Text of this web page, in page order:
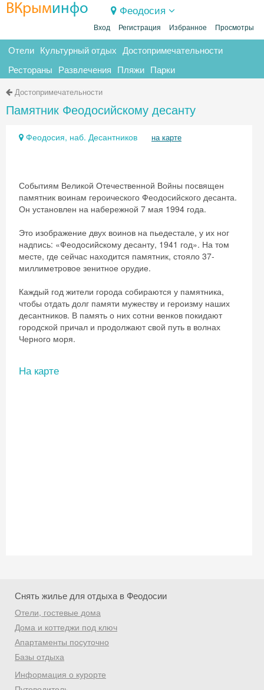
ВКрыминфо Феодосия
Вход Регистрация Избранное Просмотры
Отели Культурный отдых Достопримечательности
Рестораны Развлечения Пляжи Парки
Достопримечательности
Памятник Феодосийскому десанту
Феодосия, наб. Десантников на карте
Событиям Великой Отечественной Войны посвящен
памятник воинам героического Феодосийского десанта.
Он установлен на набережной 7 мая 1994 года.
Это изображение двух воинов на пьедестале, у их ног
надпись: «Феодосийскому десанту, 1941 год». На том
месте, где сейчас находится памятник, стояло 37-
миллиметровое зенитное орудие.
Каждый год жители города собираются у памятника,
чтобы отдать долг памяти мужеству и героизму наших
десантников. В память о них сотни венков покидают
городской причал и продолжают свой путь в волнах
Черного моря.
На карте
Снять жилье для отдыха в Феодосии
Отели, гостевые дома
Дома и коттеджи под ключ
Апартаменты посуточно
Базы отдыха
Информация о курорте
промокод на первое бронирование!